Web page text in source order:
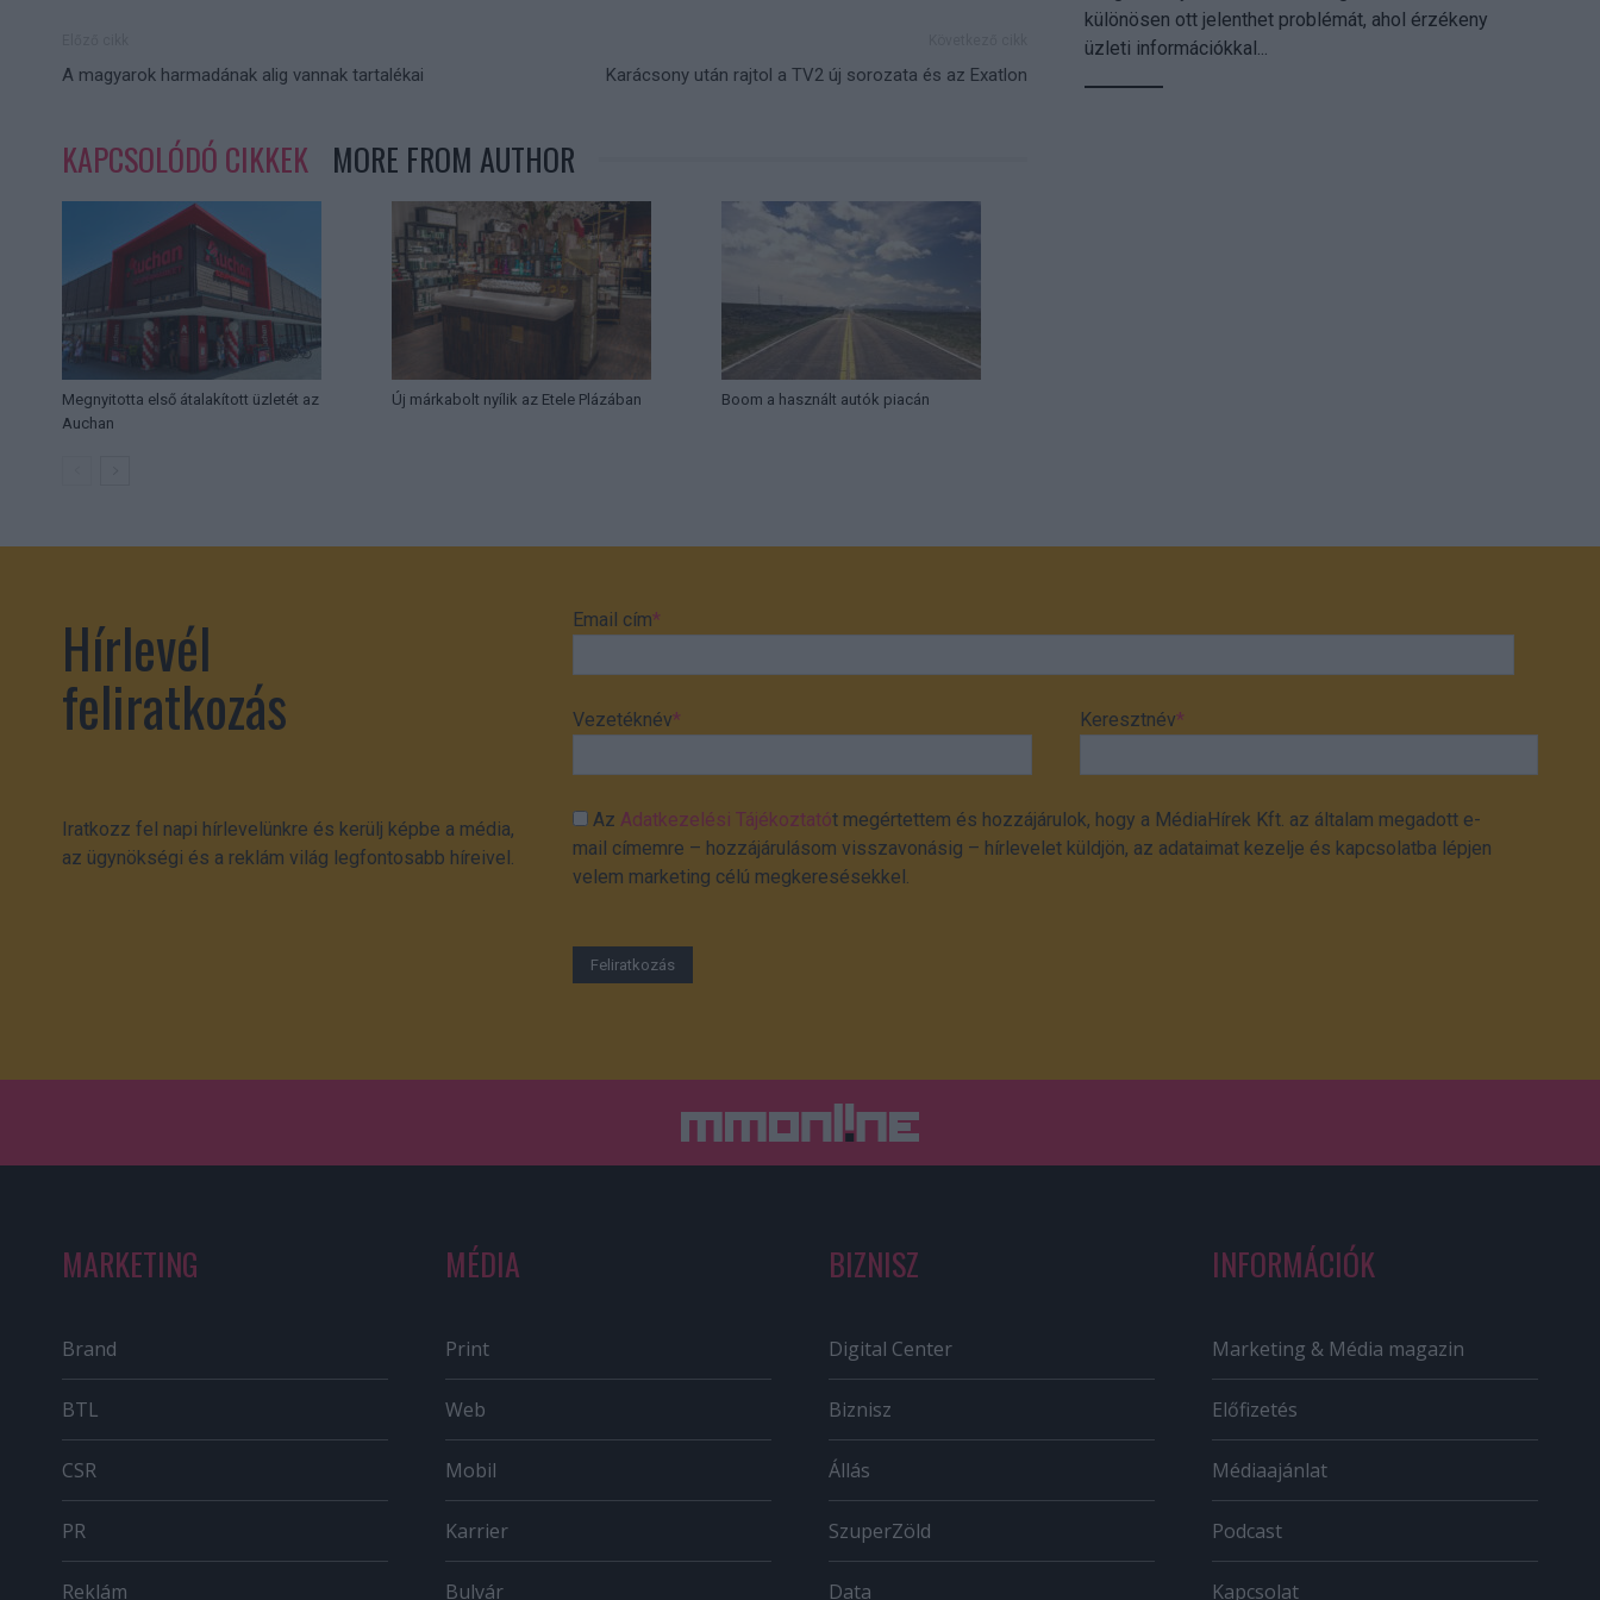
A magyarok harmadának alig vannak tartalékai Karácsony után rajtol a TV2 új sorozata és az Exatlon
KAPCSOLÓDÓ CIKKEK MORE FROM AUTHOR
Megnyitotta első átalakított üzletét az
Auchan
Új márkabolt nyílik az Etele Plázában Boom a használt autók piacán
különösen ott jelenthet problémát, ahol érzékeny
üzleti információkkal...
Hírlevél
feliratkozás
Iratkozz fel napi hírlevelünkre és kerülj képbe a média,
az ügynökségi és a reklám világ legfontosabb híreivel.
Email cím*
Vezetéknév* Keresztnév*
AzAdatkezelési Tájékoztatót megértettem és hozzájárulok, hogy a MédiaHírek Kft. az általam megadott e-
mail címemre – hozzájárulásom visszavonásig – hírlevelet küldjön, az adataimat kezelje és kapcsolatba lépjen
velem marketing célú megkeresésekkel.
MARKETING
Brand
BTL
CSR
PR
Reklám
MÉDIA
Print
Web
Mobil
Karrier
Bulvár
BIZNISZ
Digital Center
Biznisz
Állás
SzuperZöld
Data
INFORMÁCIÓK
Marketing & Média magazin
Előfizetés
Médiaajánlat
Podcast
Kapcsolat